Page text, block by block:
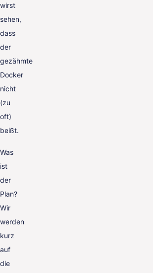
wirst
sehen,
dass
der
gezähmte
Docker
nicht
(zu
oft)
beißt.
Was
ist
der
Plan?
Wir
werden
kurz
auf
die